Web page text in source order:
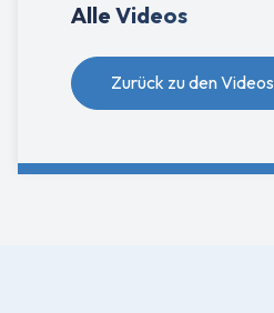
Alle Videos
Zurück zu den Videos